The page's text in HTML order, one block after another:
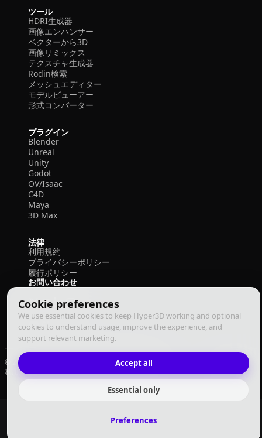
Cookie preferences
We use essential cookies to keep Hyper3D working and optional
cookies to understand usage, improve the experience, and
support relevant marketing.
Accept all
Essential only
Preferences
ツール
HDRI生成器
画像エンハンサー
ベクターから3D
画像リミックス
テクスチャ生成器
Rodin検索
メッシュエディター
モデルビューアー
形式コンバーター
プラグイン
Blender
Unreal
Unity
Godot
OV/Isaac
C4D
Maya
3D Max
法律
利用規約
プライバシーポリシー
履行ポリシー
お問い合わせ
© 2026 Deemos Corporation. All rights reserved
利用規約
日本語